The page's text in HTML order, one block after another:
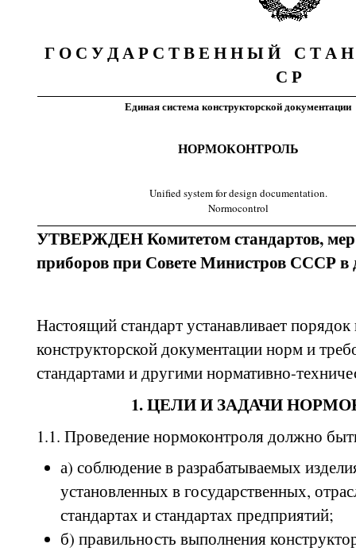
Г О С У Д А Р С Т В Е Н Н Ы Й С Т А
С Р
Единая система конструкторской документации
НОРМОКОНТРОЛЬ
Unified system for design documentation.
Normocontrol
УТВЕРЖДЕН Комитетом стандартов,
приборов при Совете Министров СССР в
Настоящий стандарт устанавливает
конструкторской документации норм и
стандартами и другими нормативно-
1. ЦЕЛИ И ЗАДАЧИ
1.1. Проведение нормоконтроля должно
а) соблюдение в разрабатываемых
установленных в государственных,
стандартах и стандартах предприятий;
б) правильность выполнения